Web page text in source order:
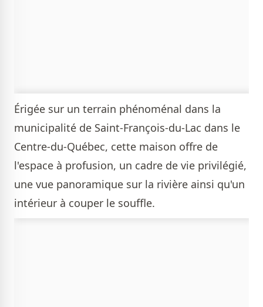
Érigée sur un terrain phénoménal dans la
municipalité de Saint-François-du-Lac dans le
Centre-du-Québec, cette maison offre de
l'espace à profusion, un cadre de vie privilégié,
une vue panoramique sur la rivière ainsi qu'un
intérieur à couper le souffle.